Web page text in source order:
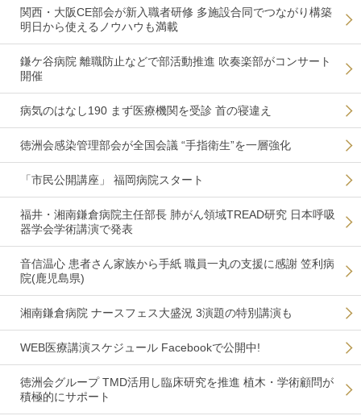
関西・大阪CE部会が新入職者研修 多施設合同でつながり構築
明日から使えるノウハウも満載
鎌ケ谷病院 離職防止などで部活動推進 吹奏楽部がコンサート
開催
病気のはなし190 まず医療機関を受診 首の寝違え
徳洲会感染管理部会が全国会議 “手指衛生”を一層強化
「市民公開講座」 福岡病院スタート
福井・湘南鎌倉病院主任部長 肺がん領域TREAD研究 日本呼吸
器学会学術講演で発表
音信温心 患者さん家族から手紙 職員一丸の支援に感謝 笠利病
院(鹿児島県)
湘南鎌倉病院 ナースフェス大盛況 3演題の特別講演も
WEB医療講演スケジュール Facebookで公開中!
徳洲会グループ TMD活用し臨床研究を推進 植木・学術顧問が
積極的にサポート